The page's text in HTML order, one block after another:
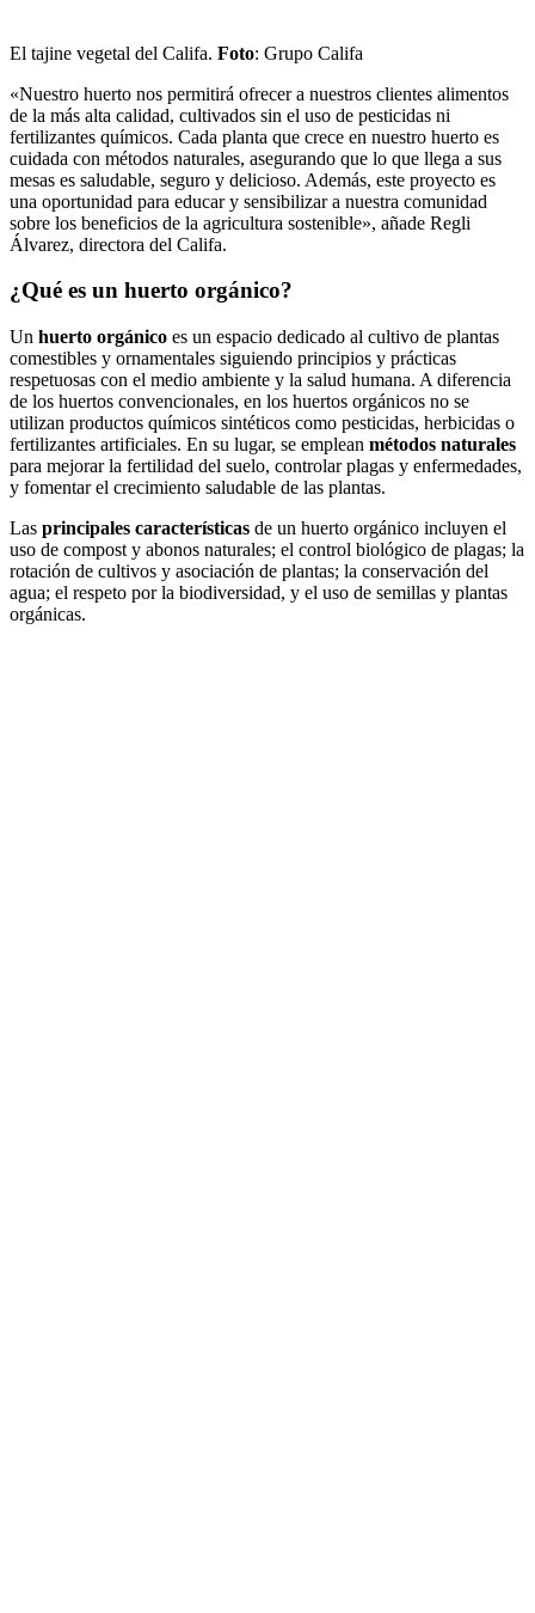
El tajine vegetal del Califa. Foto: Grupo Califa
«Nuestro huerto nos permitirá ofrecer a nuestros clientes alimentos
de la más alta calidad, cultivados sin el uso de pesticidas ni
fertilizantes químicos. Cada planta que crece en nuestro huerto es
cuidada con métodos naturales, asegurando que lo que llega a sus
mesas es saludable, seguro y delicioso. Además, este proyecto es
una oportunidad para educar y sensibilizar a nuestra comunidad
sobre los beneficios de la agricultura sostenible», añade Regli
Álvarez, directora del Califa.
¿Qué es un huerto orgánico?
Un huerto orgánico es un espacio dedicado al cultivo de plantas
comestibles y ornamentales siguiendo principios y prácticas
respetuosas con el medio ambiente y la salud humana. A diferencia
de los huertos convencionales, en los huertos orgánicos no se
utilizan productos químicos sintéticos como pesticidas, herbicidas o
fertilizantes artificiales. En su lugar, se emplean métodos naturales
para mejorar la fertilidad del suelo, controlar plagas y enfermedades,
y fomentar el crecimiento saludable de las plantas.
Las principales características de un huerto orgánico incluyen el
uso de compost y abonos naturales; el control biológico de plagas; la
rotación de cultivos y asociación de plantas; la conservación del
agua; el respeto por la biodiversidad, y el uso de semillas y plantas
orgánicas.